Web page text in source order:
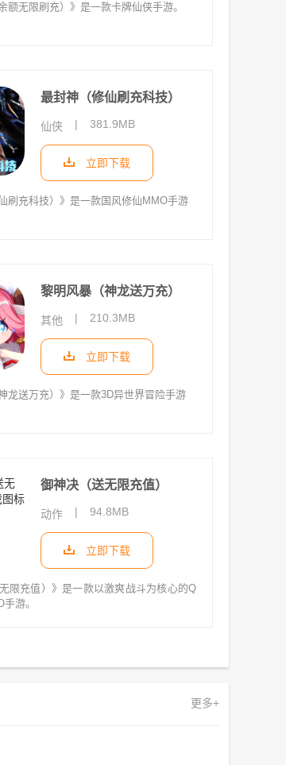
额无限刷充）》是一款卡牌仙侠手游。
最封神（修仙刷充科技）
仙侠 | 381.9MB
立即下载
刷充科技）》是一款国风修仙MMO手游
黎明风暴（神龙送万充）
其他 | 210.3MB
立即下载
龙送万充）》是一款3D异世界冒险手游
御神决（送无限充值）
动作 | 94.8MB
立即下载
限充值）》是一款以激爽战斗为核心的Q
游。
更多+